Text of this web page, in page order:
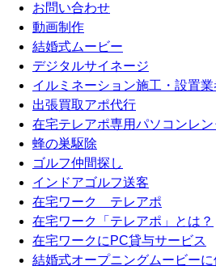
お問い合わせ
動画制作
結婚式ムービー
デジタルサイネージ
イルミネーション施工・設置業
出張買取アポ代行
在宅テレアポ専用パソコンレ
蜂の巣駆除
ゴルフ仲間探し
インドアゴルフ送客
在宅ワーク テレアポ
在宅ワーク「テレアポ」とは？
在宅ワークにPC貸与サービス
結婚式オープニングムービー